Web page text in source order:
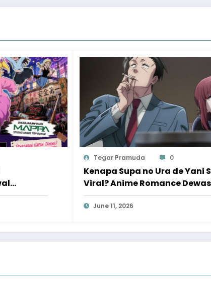
yang
Tegar Pramuda 0
Kenapa Supa no Ura de Yani
Viral? Anime Romance
Bikin Penonton Ketagihan
June 11, 2026